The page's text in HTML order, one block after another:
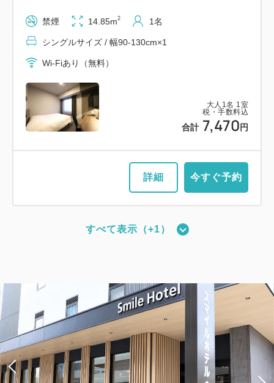
大人 1 名 1 室
税・手数料込
合計 7,470 円
禁煙 14.85m2 1名
シングルサイズ / 幅90-130cm×1
Wi-Fiあり（無料）
詳細 今すぐ予約
大人 名1室
税・手数料込
禁煙 19.83m2 1~2名
シングルサイズ / 幅90-130cm×2
Wi-Fiあり（無料）
すべて表示（+1）